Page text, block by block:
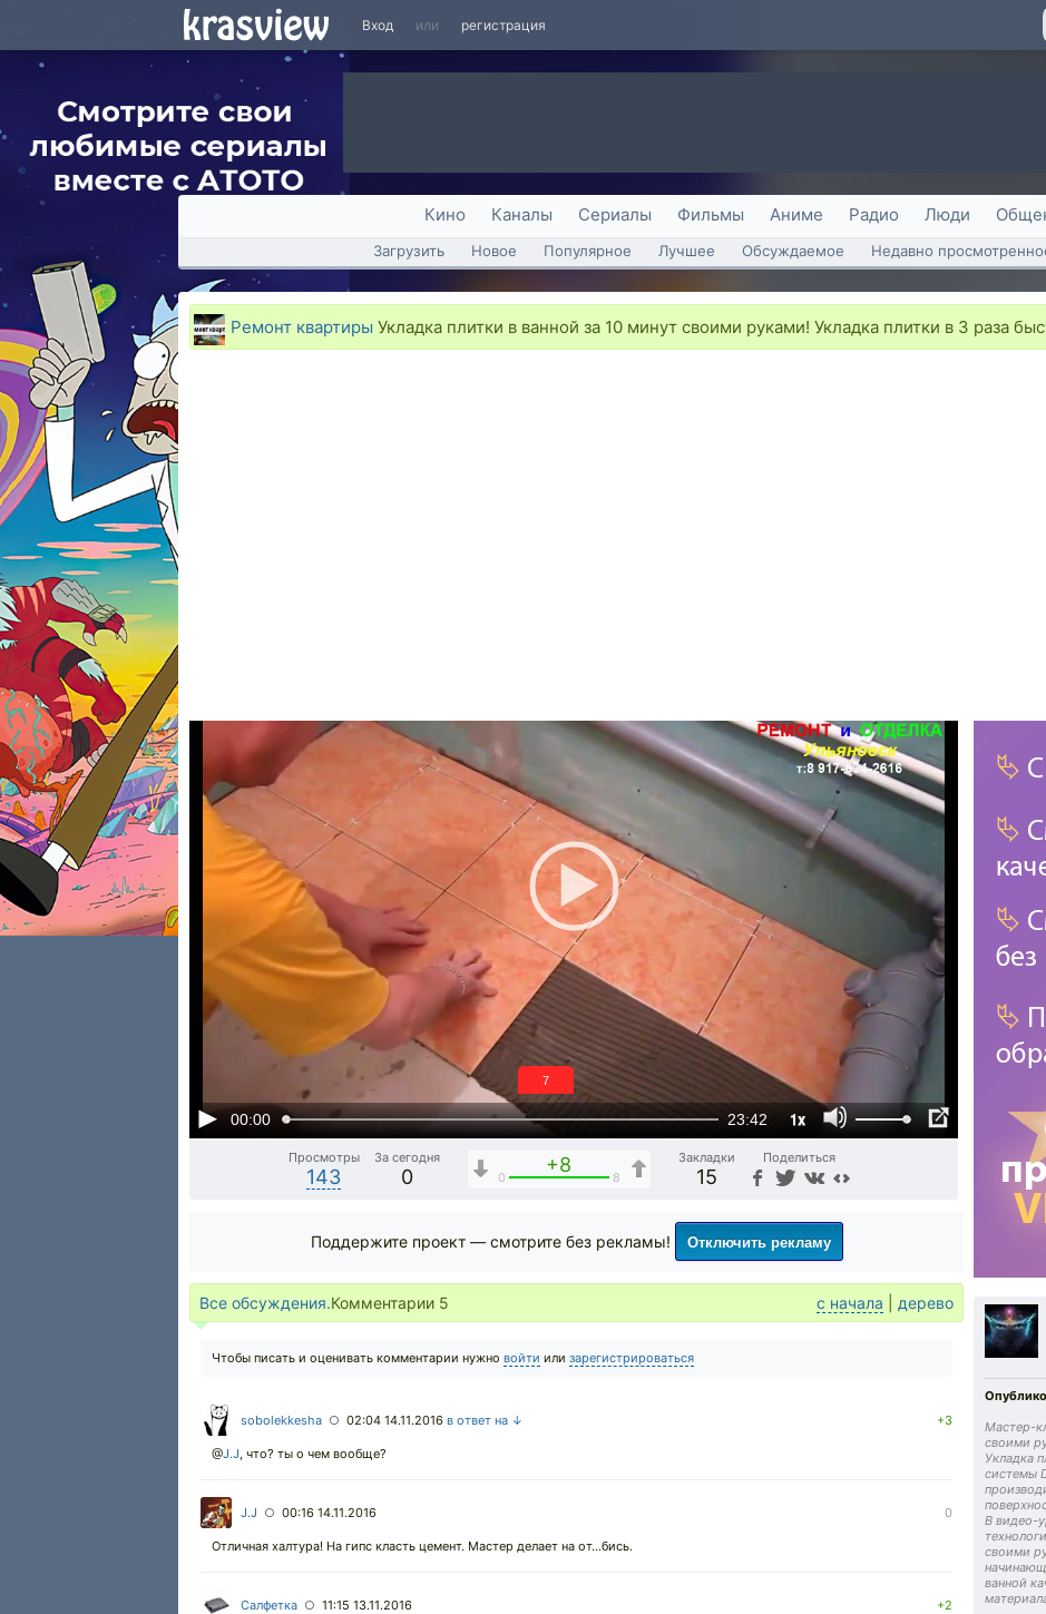
Вход или регистрация
Кино Каналы Сериалы Фильмы Аниме Радио Люди
Загрузить Новое Популярное Лучшее Обсуждаемое Недавно
Ремонт квартиры Укладка плитки в ванной за 10 минут своими руками! Укладка плитки в 3 раза
00:00 23:42 1x
6
Просмотры
143
За сегодня
0
+8
0 8
Закладки
15
Поделиться
Мастер-
своими
Укладка
системы
В видео-
своими
ванной
Поддержите проект — смотрите без рекламы! Отключить рекламу
Все обсуждения.Комментарии 5 с начала дерево
Чтобы писать и оценивать комментарии нужно войти или зарегистрироваться
sobolekkesha ○ 02:04 14.11.2016 в ответ на ↓ +3
@J.J, что? ты о чем вообще?
J.J ○ 00:16 14.11.2016 0
Отличная халтура! На гипс класть цемент. Мастер делает на от...бись.
Салфетка ○ 11:15 13.11.2016 +2